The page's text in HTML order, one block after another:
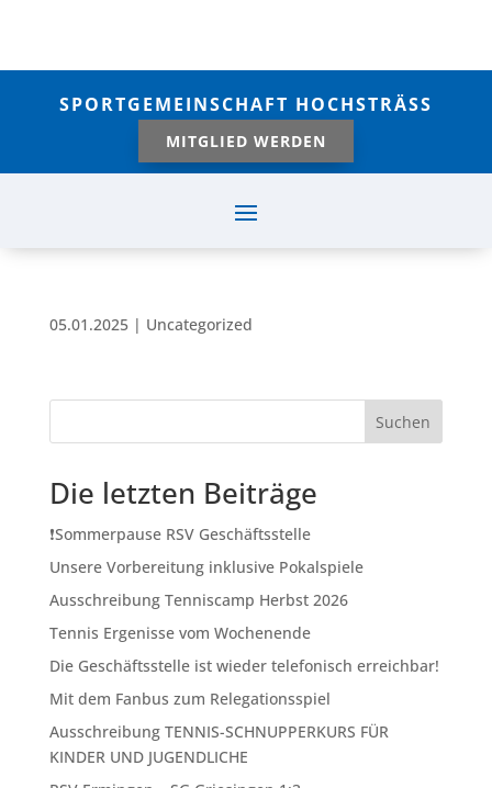
SPORTGEMEINSCHAFT HOCHSTRÄSS
MITGLIED WERDEN
05.01.2025| Uncategorized
Suchen
Die letzten Beiträge
❗️Sommerpause RSV Geschäftsstelle
Unsere Vorbereitung inklusive Pokalspiele
Ausschreibung Tenniscamp Herbst 2026
Tennis Ergenisse vom Wochenende
Die Geschäftsstelle ist wieder telefonisch erreichbar!
Mit dem Fanbus zum Relegationsspiel
Ausschreibung TENNIS-SCHNUPPERKURS FÜR
KINDER UND JUGENDLICHE